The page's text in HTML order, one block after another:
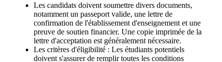
Les candidats doivent soumettre divers documents,
notamment un passeport valide, une lettre de
confirmation de l'établissement d'enseignement et une
preuve de soutien financier. Une copie imprimée de la
lettre d'acceptation est généralement nécessaire.
Les critères d'éligibilité : Les étudiants potentiels
doivent s'assurer de remplir toutes les conditions